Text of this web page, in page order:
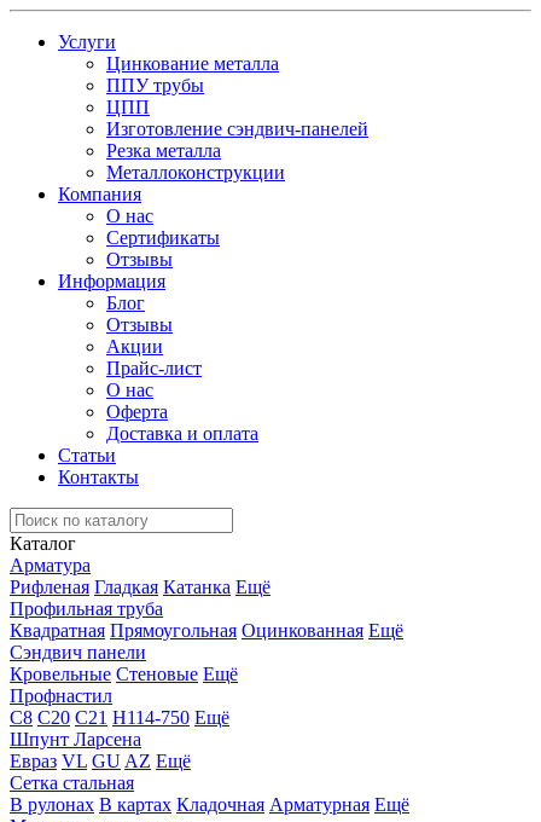
Услуги
Цинкование металла
ППУ трубы
ЦПП
Изготовление сэндвич-панелей
Резка металла
Металлоконструкции
Компания
О нас
Сертификаты
Отзывы
Информация
Блог
Отзывы
Акции
Прайс-лист
О нас
Оферта
Доставка и оплата
Статьи
Контакты
Каталог
Арматура
Рифленая Гладкая Катанка Ещё
Профильная труба
Квадратная Прямоугольная Оцинкованная Ещё
Сэндвич панели
Кровельные Стеновые Ещё
Профнастил
С8 С20 С21 Н114-750 Ещё
Шпунт Ларсена
Евраз VL GU AZ Ещё
Сетка стальная
В рулонах В картах Кладочная Арматурная Ещё